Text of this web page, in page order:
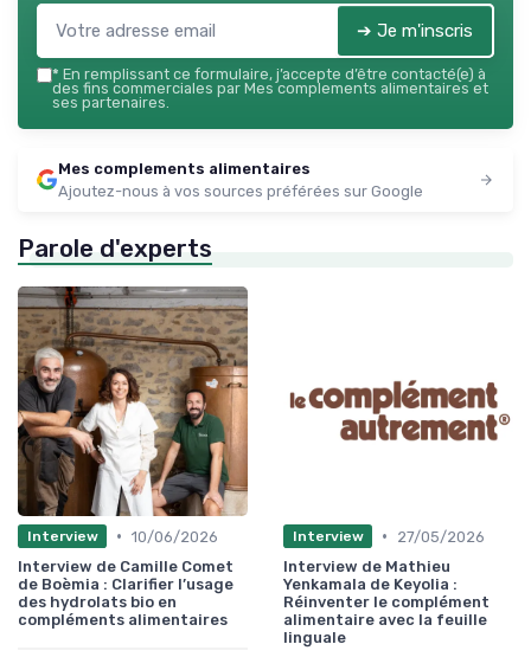
➔ Je m'inscris
* En remplissant ce formulaire, j’accepte d’être contacté(e) à
des fins commerciales par Mes complements alimentaires et
ses partenaires.
Mes complements alimentaires
Ajoutez-nous à vos sources préférées sur Google
Parole d'experts
Interview • 10/06/2026
Interview de Camille Comet
de Boèmia : Clarifier l’usage
des hydrolats bio en
compléments alimentaires
Interview •
27/05/2026
Interview de Mathieu
Yenkamala de Keyolia :
Réinventer le complément
alimentaire avec la feuille
linguale